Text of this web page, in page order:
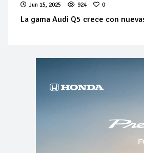
Jun 15, 2025 924 0
La gama Audi Q5 crece con